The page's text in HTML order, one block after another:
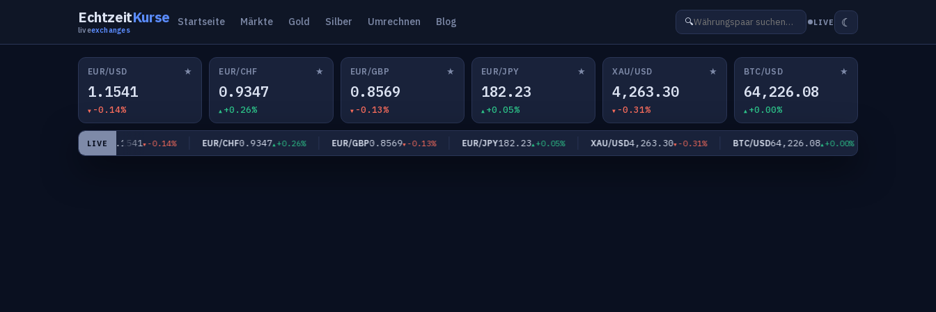
EchtzeitKurse
liveexchanges
Startseite Märkte Gold Silber Umrechnen Blog 🔍 LIVE ☾
EUR/USD ★
1.1541
-0.14%
EUR/CHF ★
0.9347
+0.26%
EUR/GBP ★
0.8569
-0.13%
EUR/JPY ★
182.23
+0.05%
XAU/USD ★
4,263.30
-0.31%
BTC/USD ★
64,226.08
+0.00%
LIVE
EUR/USD1.1541 -0.14% EUR/CHF0.9347 +0.26% EUR/GBP0.8569 -0.13% EUR/JPY182.23 +0.05% XAU/USD4,263.30 -0.31% BTC/USD64,226.08 +0.00%